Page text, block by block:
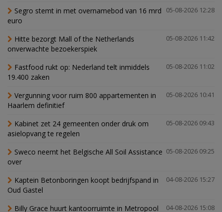
05-08-2026 12:28
Segro stemt in met overnamebod van 16 mrd
euro
05-08-2026 11:42
Hitte bezorgt Mall of the Netherlands
onverwachte bezoekerspiek
05-08-2026 11:02
Fastfood rukt op: Nederland telt inmiddels
19.400 zaken
05-08-2026 10:41
Vergunning voor ruim 800 appartementen in
Haarlem definitief
05-08-2026 09:43
Kabinet zet 24 gemeenten onder druk om
asielopvang te regelen
05-08-2026 09:25
Sweco neemt het Belgische All Soil Assistance
over
04-08-2026 15:27
Kaptein Betonboringen koopt bedrijfspand in
Oud Gastel
04-08-2026 15:08
Billy Grace huurt kantoorruimte in Metropool